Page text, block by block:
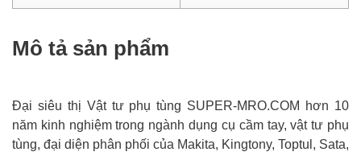
Mô tả sản phẩm
Đại siêu thị Vật tư phụ tùng SUPER-MRO.COM hơn 10
năm kinh nghiệm trong ngành dụng cụ cầm tay, vật tư phụ
tùng, đại diện phân phối của Makita, Kingtony, Toptul, Sata,